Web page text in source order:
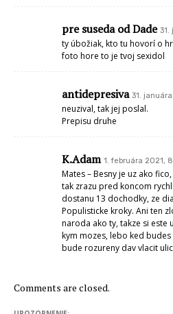
pre suseda od Dade 31.
ty úbožiak, kto tu hovorí o
foto hore to je tvoj sexidol
antidepresiva 31.
neuzival, tak jej poslal.
Prepisu druhe
K.Adam 1. februára 2021,
Mates – Besny je uz ako
tak zrazu pred koncom
dostanu 13 dochodky, ze
Populisticke kroky. Ani ten
naroda ako ty, takze si este
kym mozes, lebo ked
bude rozureny dav vlacit
Comments are closed.